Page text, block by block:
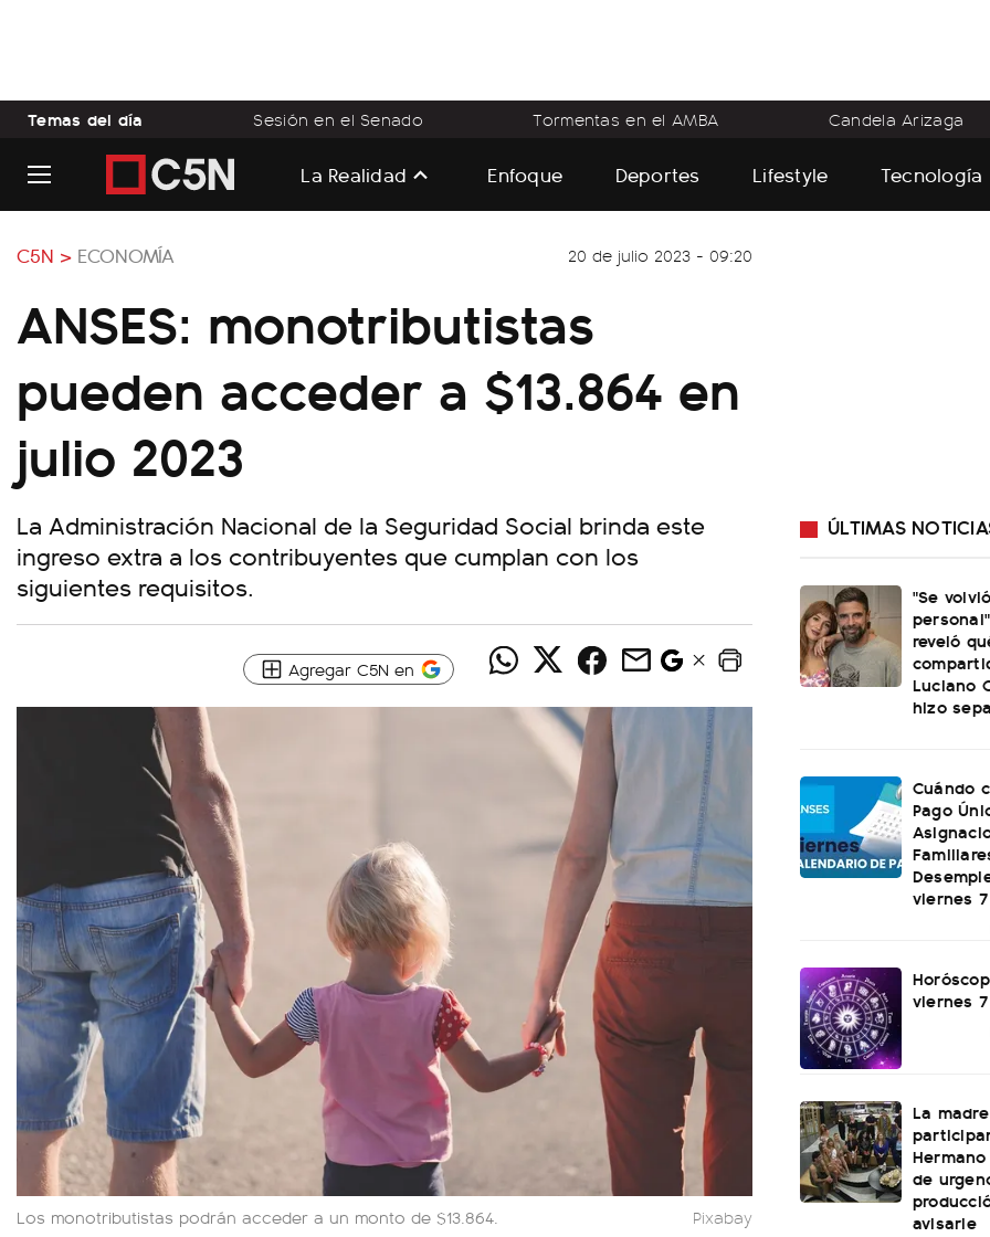
Temas del día Sesión en el Senado Tormentas en el AMBA Candela Arizaga
La Realidad Enfoque Deportes Lifestyle Tecnología
C5N > ECONOMÍA 20 de julio 2023 - 09:20
ANSES: monotributistas
pueden acceder a $13.864 en
julio 2023
La Administración Nacional de la Seguridad Social brinda este
ingreso extra a los contribuyentes que cumplan con los
siguientes requisitos.
Agregar C5N en
Los monotributistas podrán acceder a un monto de $13.864. Pixabay
ÚLTIMAS
"Se
reveló
Luciano
hizo
Cuándo
Pago
viernes
viernes
La
de
avisarle